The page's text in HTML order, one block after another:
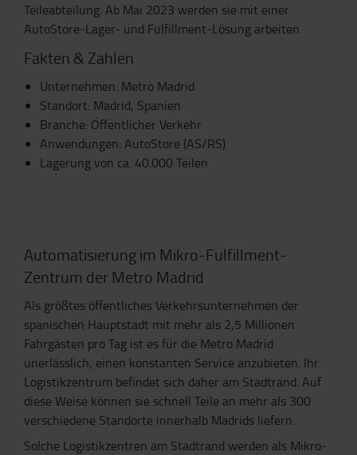
Teileabteilung. Ab Mai 2023 werden sie mit einer
AutoStore-Lager- und Fulfillment-Lösung arbeiten.
Fakten & Zahlen
Unternehmen: Metro Madrid
Standort: Madrid, Spanien
Branche: Öffentlicher Verkehr
Anwendungen: AutoStore (AS/RS)
Lagerung von ca. 40.000 Teilen
Automatisierung im Mikro-Fulfillment-
Zentrum der Metro Madrid
Als größtes öffentliches Verkehrsunternehmen der
spanischen Hauptstadt mit mehr als 2,5 Millionen
Fahrgästen pro Tag ist es für die Metro Madrid
unerlässlich, einen konstanten Service anzubieten. Ihr
Logistikzentrum befindet sich daher am Stadtrand. Auf
diese Weise können sie schnell Teile an mehr als 300
verschiedene Standorte innerhalb Madrids liefern.
Solche Logistikzentren am Stadtrand werden als Mikro-